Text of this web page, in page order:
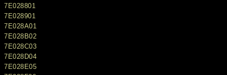
7E028801
7E028901
7E028A01
7E028B02
7E028C03
7E028D04
7E028E05